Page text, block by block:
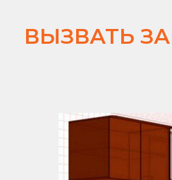
ВЫЗВАТЬ